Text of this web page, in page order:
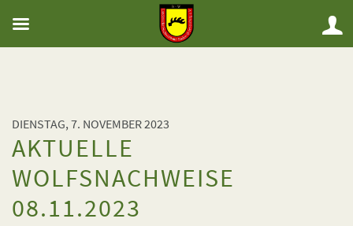
DIENSTAG, 7. NOVEMBER 2023
AKTUELLE
WOLFSNACHWEISE
08.11.2023